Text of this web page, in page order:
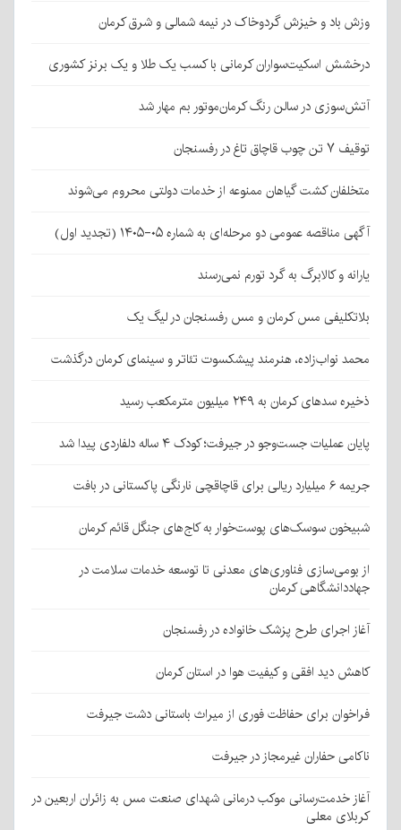
وزش باد و خیزش گردوخاک در نیمه شمالی و شرق کرمان
درخشش اسکیت‌سواران کرمانی با کسب یک طلا و یک برنز کشوری
آتش‌سوزی در سالن رنگ کرمان‌موتور بم مهار شد
توقیف ۷ تن چوب قاچاق تاغ در رفسنجان
متخلفان کشت گیاهان ممنوعه از خدمات دولتی محروم می‌شوند
آگهی مناقصه عمومی دو مرحله‌ای به شماره ۰۵-۱۴۰۵ (تجدید اول)
یارانه و کالابرگ به گرد تورم نمی‌رسند
بلاتکلیفی مس کرمان و مس رفسنجان در لیگ یک
محمد نواب‌زاده، هنرمند پیشکسوت تئاتر و سینمای کرمان درگذشت
ذخیره سدهای کرمان به ۲۴۹ میلیون مترمکعب رسید
پایان عملیات جست‌وجو در جیرفت؛ کودک ۴ ساله دلفاردی پیدا شد
جریمه ۶ میلیارد ریالی برای قاچاقچی نارنگی پاکستانی در بافت
شبیخون سوسک‌های پوست‌خوار به کاج‌های جنگل قائم کرمان
از بومی‌سازی فناوری‌های معدنی تا توسعه خدمات سلامت در
جهاددانشگاهی کرمان
آغاز اجرای طرح پزشک خانواده در رفسنجان
کاهش دید افقی و کیفیت هوا در استان کرمان
فراخوان برای حفاظت فوری از میراث باستانی دشت جیرفت
ناکامی حفاران غیرمجاز در جیرفت
آغاز خدمت‌رسانی موکب درمانی شهدای صنعت مس به زائران اربعین در
کربلای معلی